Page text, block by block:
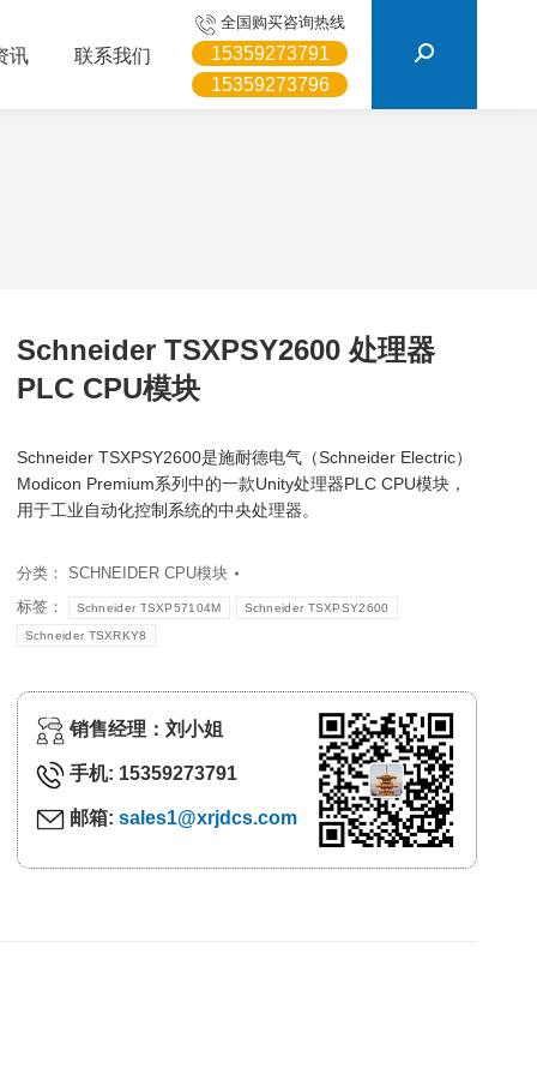
讯 联系我们
全国购买咨询热线
15359273791
15359273796
Schneider TSXPSY2600 处理器
PLC CPU模块
Schneider TSXPSY2600是施耐德电气（Schneider Electric）
Modicon Premium系列中的一款Unity处理器PLC CPU模块，
用于工业自动化控制系统的中央处理器。
分类： SCHNEIDER CPU模块
标签：
Schneider TSXP57104M Schneider TSXPSY2600
Schneider TSXRKY8
销售经理：刘小姐
手机: 15359273791
邮箱: sales1@xrjdcs.com